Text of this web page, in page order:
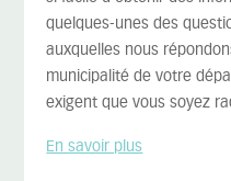
quelques-unes des
auxquelles nous
municipalité de votre
exigent que vous soyez
En savoir plus